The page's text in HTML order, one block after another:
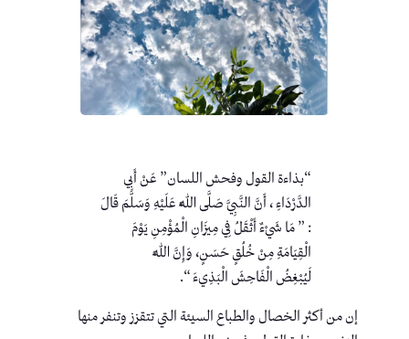
“بذاءة القول وفحش اللسان” عَنْ أَبِي
الدَّرْدَاءِ ، أَنَّ النَّبِيَّ صَلَّى اللَّهُ عَلَيْهِ وَسَلَّمَ قَالَ
: ” مَا شَيْءٌ أَثْقَلُ فِي مِيزَانِ الْمُؤْمِنِ يَوْمَ
الْقِيَامَةِ مِنْ خُلُقٍ حَسَنٍ، وَإِنَّ اللَّهَ
لَيُبْغِضُ الْفَاحِشَ الْبَذِيءَ “.
إن من أكثر الخصال والطباع السيئة التي تتقزز وتنفر منها